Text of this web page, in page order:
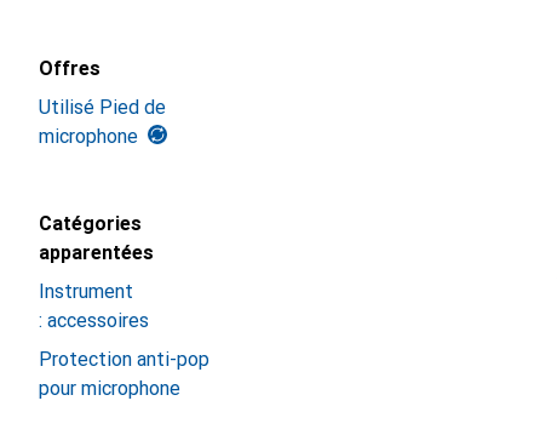
Offres
Utilisé Pied de
microphone
Catégories
apparentées
Instrument
: accessoires
Protection anti-pop
pour microphone